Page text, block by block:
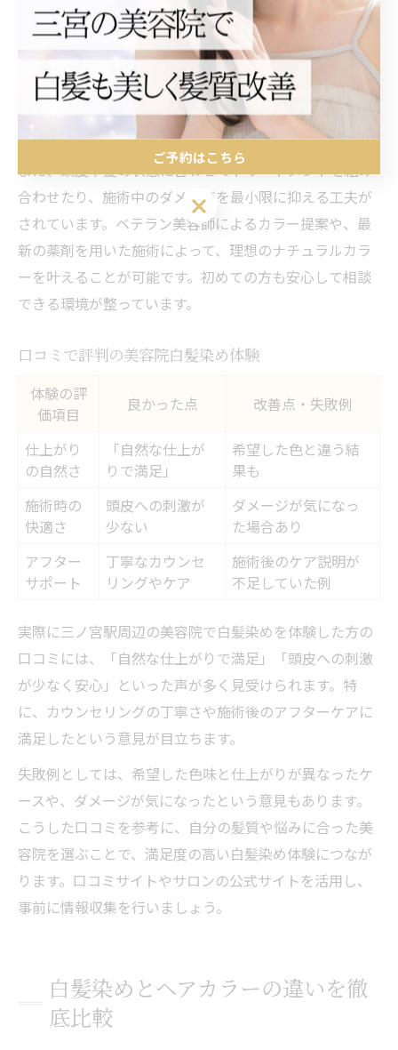
術と髪質改善の知識が欠かせません。三ノ宮駅周辺の美
容院では、グレイカラーや白髪ぼかしといった施術で、
自然なグラデーションや透明感を演出しています。これ
により、白髪が目立ちにくく、若々しい印象をキープで
きます。
また、頭皮や髪の状態に合わせてトリートメントを組み
合わせたり、施術中のダメージを最小限に抑える工夫が
されています。ベテラン美容師によるカラー提案や、最
新の薬剤を用いた施術によって、理想のナチュラルカラ
ーを叶えることが可能です。初めての方も安心して相談
できる環境が整っています。
口コミで評判の美容院白髪染め体験
体験の評
価項目
良かった点 改善点・失敗例
仕上がり
の自然さ
「自然な仕上が
りで満足」
希望した色と違う結
果も
施術時の
快適さ
頭皮への刺激が
少ない
ダメージが気になっ
た場合あり
アフター
サポート
丁寧なカウンセ
リングやケア
施術後のケア説明が
不足していた例
実際に三ノ宮駅周辺の美容院で白髪染めを体験した方の
口コミには、「自然な仕上がりで満足」「頭皮への刺激
が少なく安心」といった声が多く見受けられます。特
に、カウンセリングの丁寧さや施術後のアフターケアに
満足したという意見が目立ちます。
失敗例としては、希望した色味と仕上がりが異なったケ
ースや、ダメージが気になったという意見もあります。
こうした口コミを参考に、自分の髪質や悩みに合った美
容院を選ぶことで、満足度の高い白髪染め体験につなが
ります。口コミサイトやサロンの公式サイトを活用し、
事前に情報収集を行いましょう。
白髪染めとヘアカラーの違いを徹
底比較
ご予約はこちら
ご予約はこちら